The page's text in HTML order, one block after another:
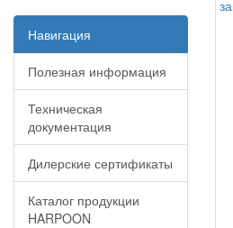
Навигация
Полезная информация
Техническая
документация
Дилерские сертификаты
Каталог продукции
HARPOON